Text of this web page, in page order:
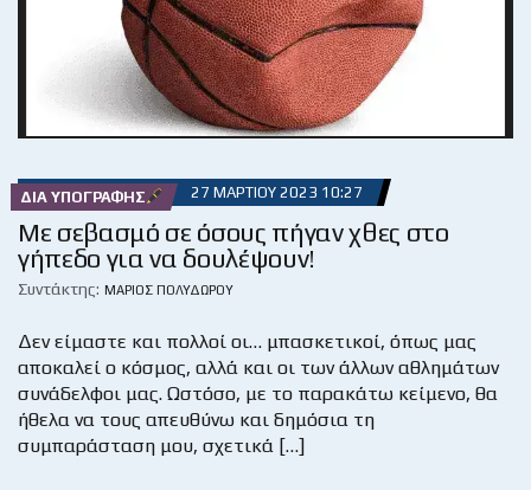
ΔΙΑ ΥΠΟΓΡΑΦΉΣ 27 ΜΑΡΤΊΟΥ 2023 10:27
Με σεβασμό σε όσους πήγαν χθες στο
γήπεδο για να δουλέψουν!
Συντάκτης: ΜΆΡΙΟΣ ΠΟΛΥΔΏΡΟΥ
Δεν είμαστε και πολλοί οι… μπασκετικοί, όπως μας
αποκαλεί ο κόσμος, αλλά και οι των άλλων αθλημάτων
συνάδελφοι μας. Ωστόσο, με το παρακάτω κείμενο, θα
ήθελα να τους απευθύνω και δημόσια τη
συμπαράσταση μου, σχετικά […]